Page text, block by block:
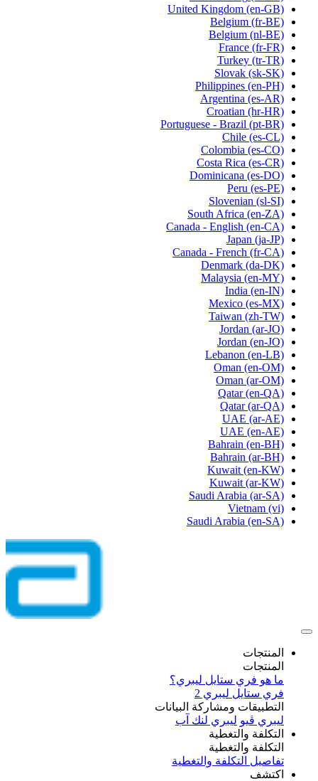
United Kingdom (en-GB)
Belgium (fr-BE)
Belgium (nl-BE)
France (fr-FR)
Turkey (tr-TR)
Slovak (sk-SK)
Philippines (en-PH)
Argentina (es-AR)
Croatian (hr-HR)
Portuguese - Brazil (pt-BR)
Chile (es-CL)
Colombia (es-CO)
Costa Rica (es-CR)
Dominicana (es-DO)
Peru (es-PE)
Slovenian (sl-SI)
South Africa (en-ZA)
Canada - English (en-CA)
Japan (ja-JP)
Canada - French (fr-CA)
Denmark (da-DK)
Malaysia (en-MY)
India (en-IN)
Mexico (es-MX)
Taiwan (zh-TW)
Jordan (ar-JO)
Jordan (en-JO)
Lebanon (en-LB)
Oman (en-OM)
Oman (ar-OM)
Qatar (en-QA)
Qatar (ar-QA)
UAE (ar-AE)
UAE (en-AE)
Bahrain (en-BH)
Bahrain (ar-BH)
Kuwait (en-KW)
Kuwait (ar-KW)
Saudi Arabia (ar-SA)
Vietnam (vi)
Saudi Arabia (en-SA)
المنتجات
المنتجات
ما هو فري ستايل ليبري؟
فري ستايل ليبري 2
التطبيقات ومشاركة البيانات
ليبري ڤيو ليبري لنك آب
التكلفة والتغطية
التكلفة والتغطية
تفاصيل التكلفة والتغطية
اكتشف​